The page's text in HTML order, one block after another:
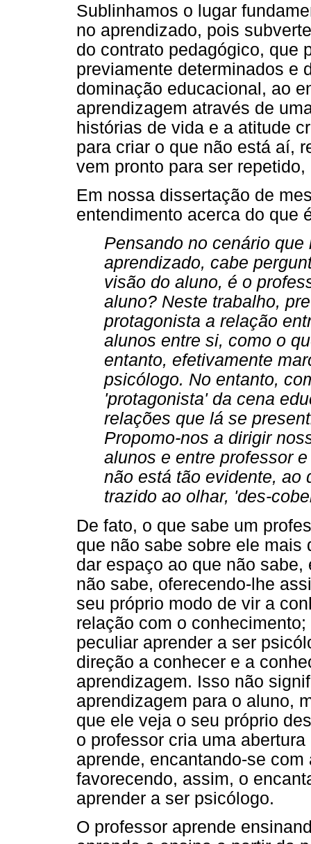
Sublinhamos o lugar
no aprendizado, pois
do contrato pedagógico, que
previamente determinados e
dominação educacional, ao
aprendizagem através de
histórias de vida e a atitude
para criar o que não está aí,
vem pronto para ser
Em nossa dissertação de
entendimento acerca do que
Pensando no cenário
aprendizado, cabe
visão do aluno, é o
aluno? Neste trabalho,
protagonista a relação
alunos entre si, como o
entanto, efetivamente
psicólogo. No entanto,
'protagonista' da cena
relações que lá se
Propomo-nos a dirigir
alunos e entre professor
não está tão evidente, ao
trazido ao olhar, 'des-
De fato, o que sabe um
que não sabe sobre ele mais
dar espaço ao que não
não sabe, oferecendo-lhe
seu próprio modo de vir a
relação com o
peculiar aprender a ser
direção a conhecer e a
aprendizagem. Isso não
aprendizagem para o aluno,
que ele veja o seu próprio
o professor cria uma
aprende, encantando-se
favorecendo, assim, o
aprender a ser psicólogo.
O professor aprende